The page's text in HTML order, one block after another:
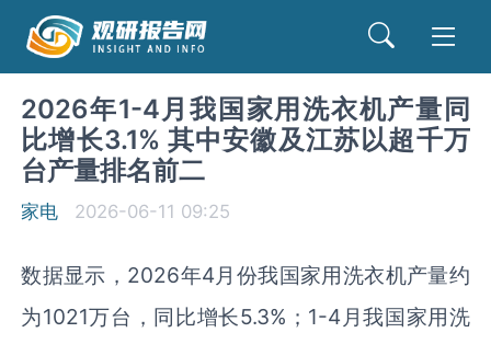
2026年1-4月我国家用洗衣机产量同
比增长3.1% 其中安徽及江苏以超千万
台产量排名前二
家电 2026-06-11 09:25
数据显示，2026年4月份我国家用洗衣机产量约
为1021万台，同比增长5.3%；1-4月我国家用洗